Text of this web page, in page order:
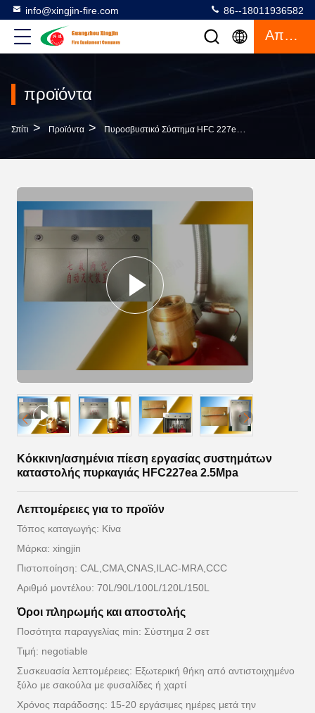
info@xingjin-fire.com 86--18011936582
Απόσπασμα
προϊόντα
Σπίτι > Προϊόντα > Πυροσβυστικό Σύστημα HFC 227ea
Κόκκινη/ασημένια πίεση εργασίας συστημάτων
καταστολής πυρκαγιάς HFC227ea 2.5Mpa
Λεπτομέρειες για το προϊόν
Τόπος καταγωγής: Κίνα
Μάρκα: xingjin
Πιστοποίηση: CAL,CMA,CNAS,ILAC-MRA,CCC
Αριθμό μοντέλου: 70L/90L/100L/120L/150L
Όροι πληρωμής και αποστολής
Ποσότητα παραγγελίας min: Σύστημα 2 σετ
Τιμή: negotiable
Συσκευασία λεπτομέρειες: Εξωτερική θήκη από αντιστοιχημένο
ξύλο με σακούλα με φυσαλίδες ή χαρτί
Χρόνος παράδοσης: 15-20 εργάσιμες ημέρες μετά την